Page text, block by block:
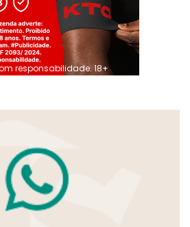
responsabilidade. 18+